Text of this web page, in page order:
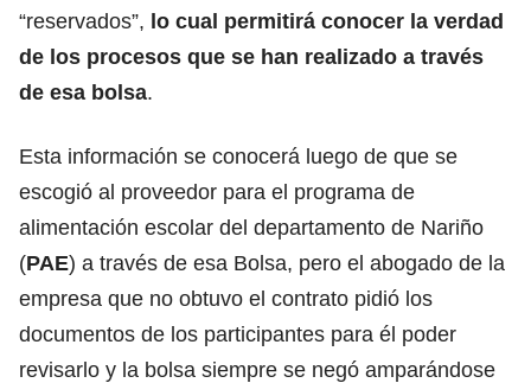
“reservados”, lo cual permitirá conocer la verdad
de los procesos que se han realizado a través
de esa bolsa.
Esta información se conocerá luego de que se
escogió al proveedor para el programa de
alimentación escolar del departamento de Nariño
(PAE) a través de esa Bolsa, pero el abogado de la
empresa que no obtuvo el contrato pidió los
documentos de los participantes para él poder
revisarlo y la bolsa siempre se negó amparándose